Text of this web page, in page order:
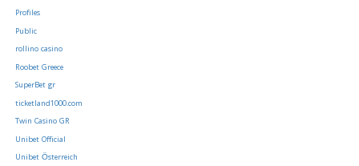
Profiles
Public
rollino casino
Roobet Greece
SuperBet gr
ticketland1000.com
Twin Casino GR
Unibet Official
Unibet Österreich